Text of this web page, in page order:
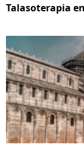
Talasoterapia